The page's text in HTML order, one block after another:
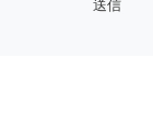
送信